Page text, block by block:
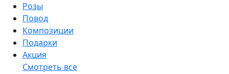
Розы
Повод
Композиции
Подарки
Акция
Смотреть все